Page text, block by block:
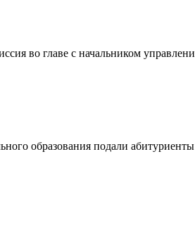
во главе с начальником
образования подали